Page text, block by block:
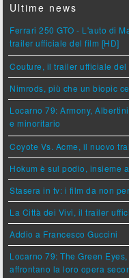
Ultime news
Ferrari 250 GTO - L'auto di
trailer ufficiale del film [HD]
Couture, il trailer ufficiale del
Nimrods, più che un biopic
Locarno 79: Armony,
e minoritario
Coyote Vs. Acme, il nuovo
Hokum è sul podio, insieme
Stasera in tv: i film da non
La Città dei Vivi, il trailer
Addio a Francesco Guccini
Locarno 79: The Green
affrontano la loro opera